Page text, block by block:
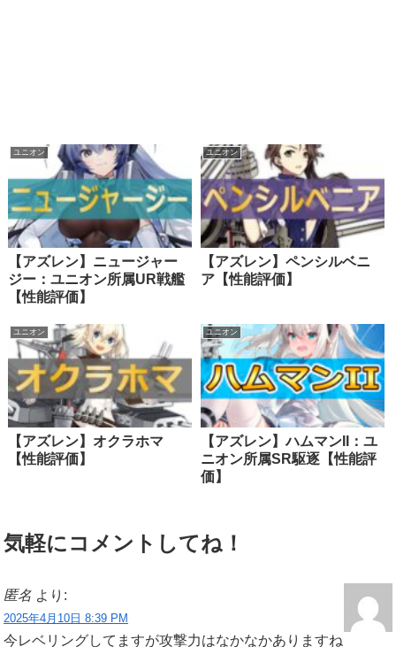
ユニオン
【アズレン】ニュージャー
ジー：ユニオン所属UR戦艦
【性能評価】
ユニオン
【アズレン】ペンシルベニ
ア【性能評価】
ユニオン
【アズレン】オクラホマ
【性能評価】
ユニオン
【アズレン】ハムマンII：ユ
ニオン所属SR駆逐【性能評
価】
気軽にコメントしてね！
匿名 より:
2025年4月10日 8:39 PM
今レベリングしてますが攻撃力はなかなかありますね